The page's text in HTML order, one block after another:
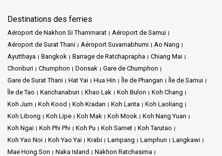
Destinations des ferries
Aéroport de Nakhon Si Thammarat
Aéroport de Samui
Aéroport de Surat Thani
Aéroport Suvarnabhumi
Ao Nang
Ayutthaya
Bangkok Barrage de Ratchaprapha
Chiang Mai
Chonburi
Chumphon Donsak
Gare de Chumphon
Gare de Surat Thani
Hat Yai Hua Hin Île de Phangan
Île de Samui
Île de Tao
Kanchanaburi Khao Lak Koh Bulon
Koh Chang
Koh Jum
Koh Kood Koh Kradan Koh Lanta
Koh Laoliang
Koh Libong
Koh Lipe Koh Mak Koh Mook
Koh Nang Yuan
Koh Ngai
Koh Phi Phi Koh Pu Koh Samet
Koh Tarutao
Koh Yao Noi
Koh Yao Yai Krabi Lampang Lamphun
Langkawi
Mae Hong Son
Naka Island
Nakhon Ratchasima